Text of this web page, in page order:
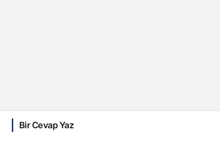
Bir Cevap Yaz